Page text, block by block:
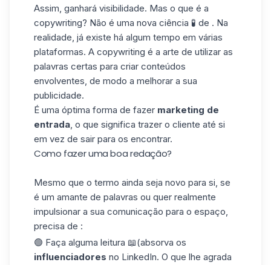
Assim, ganhará visibilidade. Mas o que é a
copywriting? Não é uma nova ciência 🧪 de . Na
realidade, já existe há algum tempo em várias
plataformas. A copywriting é a arte de utilizar as
palavras certas para criar conteúdos
envolventes, de modo a melhorar a sua
publicidade.
É uma óptima forma de fazer marketing de
entrada , o que significa trazer o cliente até si
em vez de sair para os encontrar.
Como fazer uma boa redação?
Mesmo que o termo ainda seja novo para si, se
é um amante de palavras ou quer realmente
impulsionar a sua comunicação para o espaço,
precisa de :
🟢 Faça alguma leitura 📖(absorva os
influenciadores no LinkedIn. O que lhe agrada